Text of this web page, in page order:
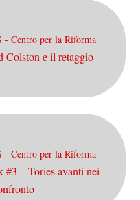
- Centro per la Riforma
Colston e il retaggio
- Centro per la Riforma
– Tories avanti nei